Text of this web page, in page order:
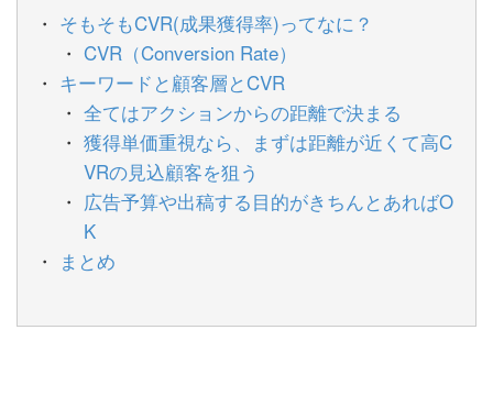
そもそもCVR(成果獲得率)ってなに？
CVR（Conversion Rate）
キーワードと顧客層とCVR
全てはアクションからの距離で決まる
獲得単価重視なら、まずは距離が近くて高C
VRの見込顧客を狙う
広告予算や出稿する目的がきちんとあればO
K
まとめ